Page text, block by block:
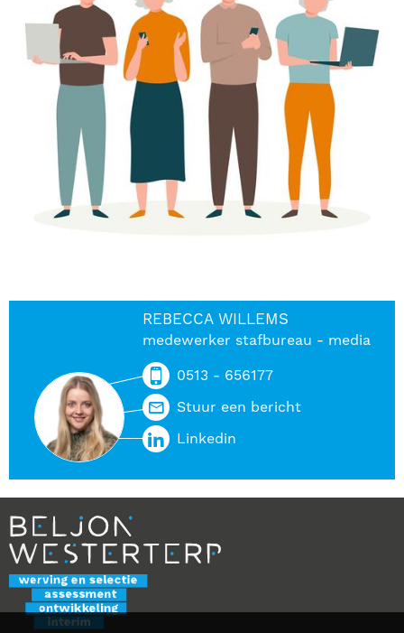
REBECCA WILLEMS
medewerker stafbureau - media
0513 - 656177
Stuur een bericht
Linkedin